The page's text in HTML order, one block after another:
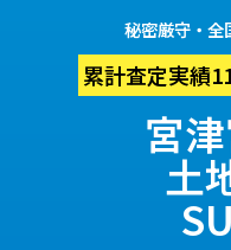
秘密厳守・全
累計査定実績
宮
土